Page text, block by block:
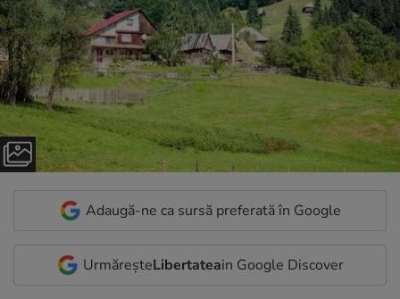
Adaugă-ne ca sursă preferată în Google
UrmăreșteLibertateain Google Discover